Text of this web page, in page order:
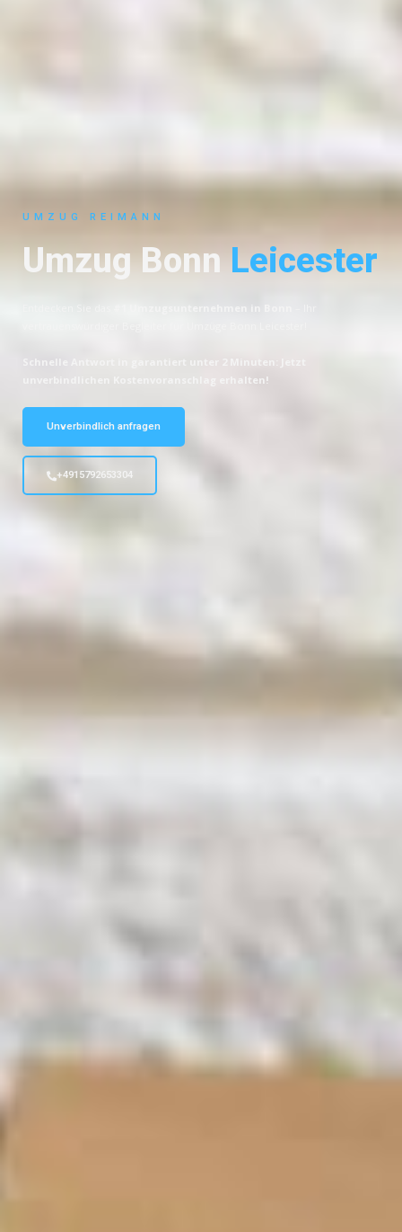
UMZUG REIMANN
Umzug BonnLeicester
#1 Umzugsunternehmen in Bonn
Schnelle Antwort in garantiert unter 2 Minuten: Jetzt
unverbindlichen Kostenvoranschlag erhalten!
Unverbindlich anfragen
+4915792653304